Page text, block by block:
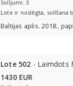
Solījumi: 3
Lote ir noslēgta, solīšana
Baltijas aplis. 2018.,
Lote 502 - Laimdots
1430 EUR